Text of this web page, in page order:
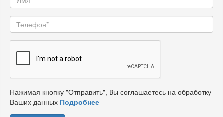
Нажимая кнопку "Отправить", Вы соглашаетесь на обработку
Ваших данных Подробнее